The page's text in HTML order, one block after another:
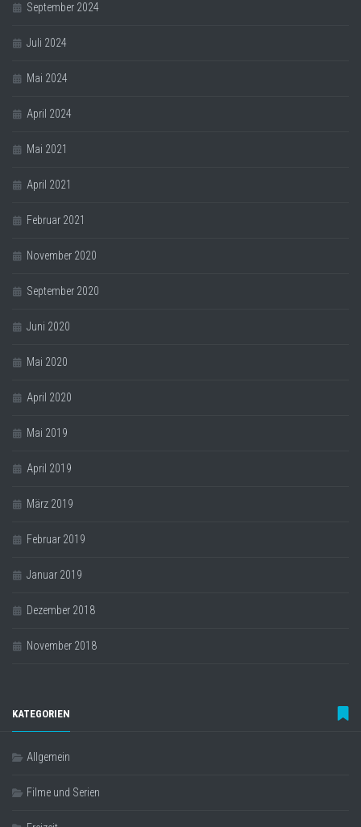
September 2024
Juli 2024
Mai 2024
April 2024
Mai 2021
April 2021
Februar 2021
November 2020
September 2020
Juni 2020
Mai 2020
April 2020
Mai 2019
April 2019
März 2019
Februar 2019
Januar 2019
Dezember 2018
November 2018
KATEGORIEN
Allgemein
Filme und Serien